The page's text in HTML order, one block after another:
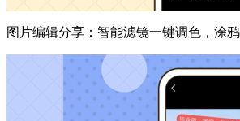
图片编辑分享：智能滤镜一键调色，涂鸦